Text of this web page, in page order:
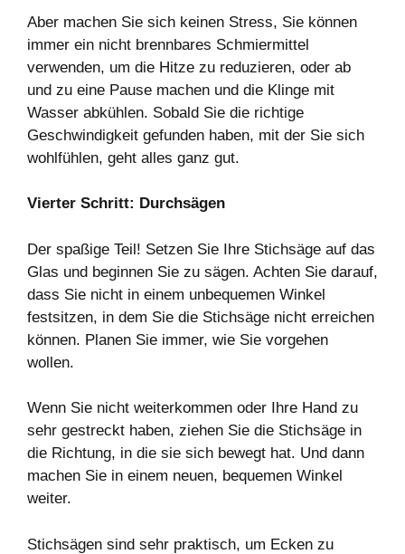
Aber machen Sie sich keinen Stress, Sie können
immer ein nicht brennbares Schmiermittel
verwenden, um die Hitze zu reduzieren, oder ab
und zu eine Pause machen und die Klinge mit
Wasser abkühlen. Sobald Sie die richtige
Geschwindigkeit gefunden haben, mit der Sie sich
wohlfühlen, geht alles ganz gut.
Vierter Schritt: Durchsägen
Der spaßige Teil! Setzen Sie Ihre Stichsäge auf das
Glas und beginnen Sie zu sägen. Achten Sie darauf,
dass Sie nicht in einem unbequemen Winkel
festsitzen, in dem Sie die Stichsäge nicht erreichen
können. Planen Sie immer, wie Sie vorgehen
wollen.
Wenn Sie nicht weiterkommen oder Ihre Hand zu
sehr gestreckt haben, ziehen Sie die Stichsäge in
die Richtung, in die sie sich bewegt hat. Und dann
machen Sie in einem neuen, bequemen Winkel
weiter.
Stichsägen sind sehr praktisch, um Ecken zu